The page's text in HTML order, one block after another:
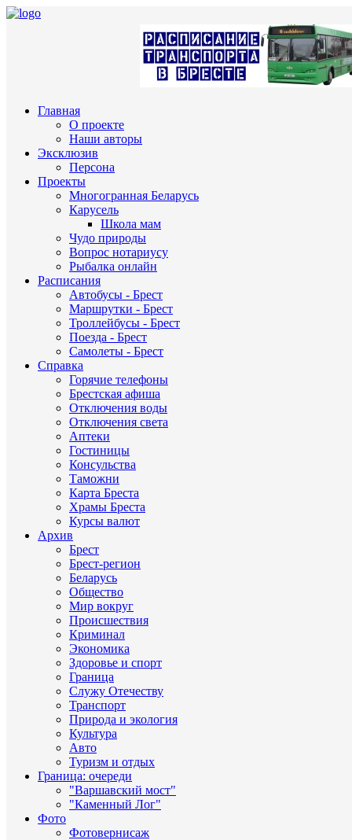
Главная
О проекте
Наши авторы
Эксклюзив
Персона
Проекты
Многогранная Беларусь
Карусель
Школа мам
Чудо природы
Вопрос нотариусу
Рыбалка онлайн
Расписания
Автобусы - Брест
Маршрутки - Брест
Троллейбусы - Брест
Поезда - Брест
Самолеты - Брест
Справка
Горячие телефоны
Брестская афиша
Отключения воды
Отключения света
Аптеки
Гостиницы
Консульства
Таможни
Карта Бреста
Храмы Бреста
Курсы валют
Архив
Брест
Брест-регион
Беларусь
Общество
Мир вокруг
Происшествия
Криминал
Экономика
Здоровье и спорт
Граница
Служу Отечеству
Транспорт
Природа и экология
Культура
Авто
Туризм и отдых
Граница: очереди
"Варшавский мост"
"Каменный Лог"
Фото
Фотовернисаж